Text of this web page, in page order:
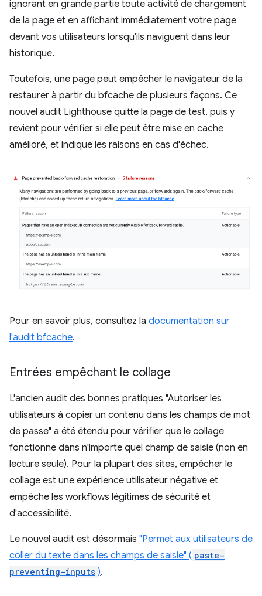
ignorant en grande partie toute activité de chargement
de la page et en affichant immédiatement votre page
devant vos utilisateurs lorsqu'ils naviguent dans leur
historique.
Toutefois, une page peut empêcher le navigateur de la
restaurer à partir du bfcache de plusieurs façons. Ce
nouvel audit Lighthouse quitte la page de test, puis y
revient pour vérifier si elle peut être mise en cache
amélioré, et indique les raisons en cas d'échec.
Pour en savoir plus, consultez la documentation sur
l'audit bfcache.
Entrées empêchant le collage
L'ancien audit des bonnes pratiques "Autoriser les
utilisateurs à copier un contenu dans les champs de mot
de passe" a été étendu pour vérifier que le collage
fonctionne dans n'importe quel champ de saisie (non en
lecture seule). Pour la plupart des sites, empêcher le
collage est une expérience utilisateur négative et
empêche les workflows légitimes de sécurité et
d'accessibilité.
Le nouvel audit est désormais "Permet aux utilisateurs de
coller du texte dans les champs de saisie" ( paste-
preventing-inputs ).